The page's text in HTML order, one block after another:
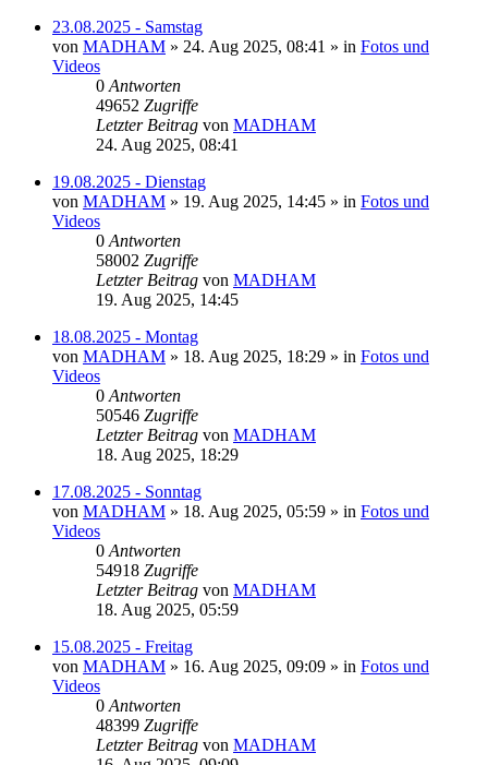
23.08.2025 - Samstag
von MADHAM » 24. Aug 2025, 08:41 » in Fotos und
Videos
0 Antworten
49652 Zugriffe
Letzter Beitrag von MADHAM
24. Aug 2025, 08:41
19.08.2025 - Dienstag
von MADHAM » 19. Aug 2025, 14:45 » in Fotos und
Videos
0 Antworten
58002 Zugriffe
Letzter Beitrag von MADHAM
19. Aug 2025, 14:45
18.08.2025 - Montag
von MADHAM » 18. Aug 2025, 18:29 » in Fotos und
Videos
0 Antworten
50546 Zugriffe
Letzter Beitrag von MADHAM
18. Aug 2025, 18:29
17.08.2025 - Sonntag
von MADHAM » 18. Aug 2025, 05:59 » in Fotos und
Videos
0 Antworten
54918 Zugriffe
Letzter Beitrag von MADHAM
18. Aug 2025, 05:59
15.08.2025 - Freitag
von MADHAM » 16. Aug 2025, 09:09 » in Fotos und
Videos
0 Antworten
48399 Zugriffe
Letzter Beitrag von MADHAM